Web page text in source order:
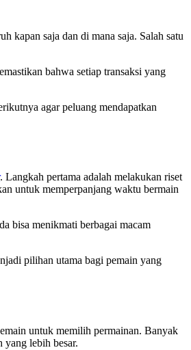
kapan saja dan di mana saja. Salah satu
bahwa setiap transaksi yang
agar peluang mendapatkan
. Langkah pertama adalah melakukan riset
untuk memperpanjang waktu bermain
bisa menikmati berbagai macam
pilihan utama bagi pemain yang
untuk memilih permainan. Banyak
yang lebih besar.